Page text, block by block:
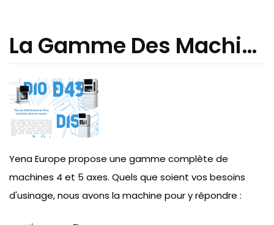
La Gamme Des Machines Yenadent
Yena Europe propose une gamme complète de
machines 4 et 5 axes. Quels que soient vos besoins
d'usinage, nous avons la machine pour y répondre :